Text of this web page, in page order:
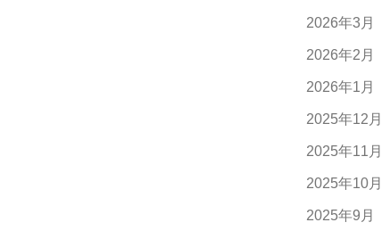
2026年3月
2026年2月
2026年1月
2025年12月
2025年11月
2025年10月
2025年9月